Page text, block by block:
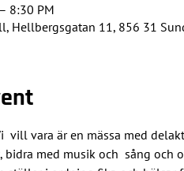
8:30 PM
Hellbergsgatan 11, 856 31
vill vara är en mässa med
med musik och  sång och